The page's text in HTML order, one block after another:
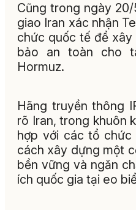
Cũng trong ngày
giao Iran xác nhận
chức quốc tế để
bảo an toàn cho
Hormuz.
Hãng truyền thông
rõ Iran, trong khuôn
hợp với các tổ
cách xây dựng một
bền vững và ngăn
ích quốc gia tại eo